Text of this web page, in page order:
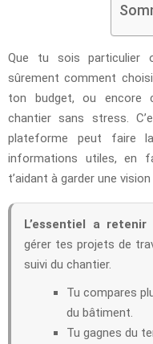
Que tu sois particulier
sûrement comment
ton budget, ou encore
chantier sans stress.
plateforme peut faire
informations utiles, en
t’aidant à garder une
L’essentiel a retenir
gérer tes projets de
suivi du chantier.
Tu compares
du bâtiment.
Tu gagnes du